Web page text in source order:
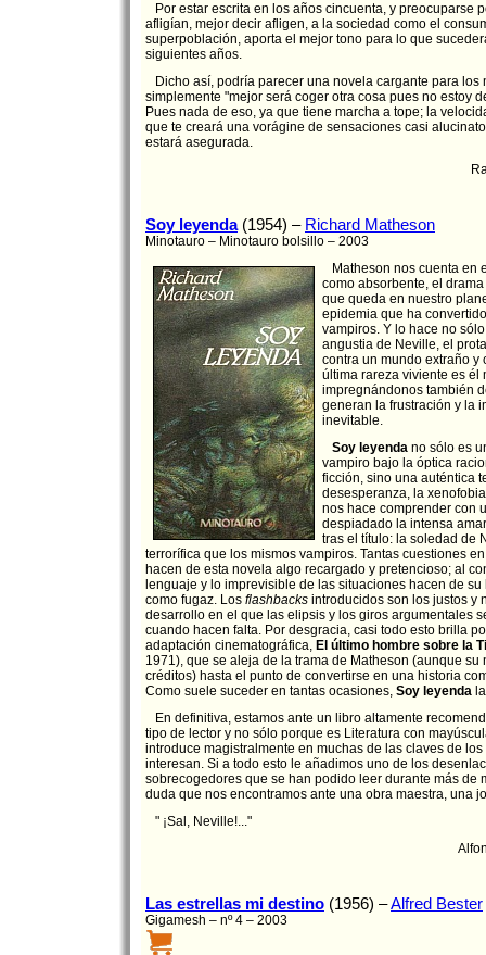
Por estar escrita en los años cincuenta, y preocuparse
afligían, mejor decir afligen, a la sociedad como el
superpoblación, aporta el mejor tono para lo que
siguientes años.
Dicho así, podría parecer una novela cargante para los
simplemente "mejor será coger otra cosa pues no estoy
Pues nada de eso, ya que tiene marcha a tope; la
que te creará una vorágine de sensaciones casi
estará asegurada.
Soy leyenda(1954) – Richard Matheson
Minotauro – Minotauro bolsillo – 2003
Matheson nos cuenta en
como absorbente, el
que queda en nuestro
epidemia que ha
vampiros. Y lo hace no
angustia de Neville, el
contra un mundo extraño y
última rareza viviente es él
impregnándonos también
generan la frustración y la
inevitable.
Soy leyenda no sólo es
vampiro bajo la óptica
ficción, sino una auténtica
desesperanza, la
nos hace comprender con
despiadado la intensa
tras el título: la soledad de
terrorífica que los mismos vampiros. Tantas cuestiones
hacen de esta novela algo recargado y pretencioso; al
lenguaje y lo imprevisible de las situaciones hacen de
como fugaz. Los flashbacks introducidos son los justos y
desarrollo en el que las elipsis y los giros argumentales
cuando hacen falta. Por desgracia, casi todo esto brilla
adaptación cinematográfica, El último hombre sobre la
1971), que se aleja de la trama de Matheson (aunque su
créditos) hasta el punto de convertirse en una historia
Como suele suceder en tantas ocasiones, Soy leyenda
En definitiva, estamos ante un libro altamente
tipo de lector y no sólo porque es Literatura con
introduce magistralmente en muchas de las claves de
interesan. Si a todo esto le añadimos uno de los
sobrecogedores que se han podido leer durante más de
duda que nos encontramos ante una obra maestra, una
" ¡Sal, Neville!..."
Las estrellas mi destino (1956) –Alfred Bester
Gigamesh – nº 4 – 2003